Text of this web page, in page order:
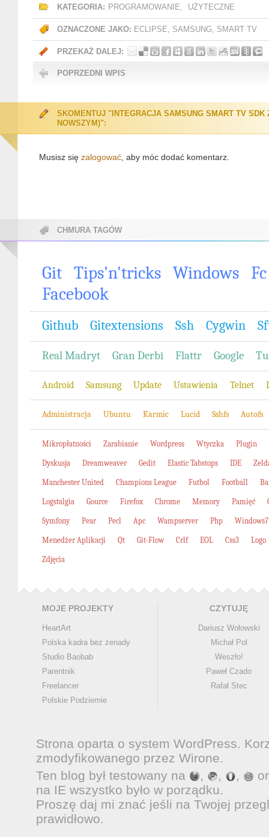
KATEGORIA: PROGRAMOWANIE, UŻYTECZNE
OZNACZONE JAKO: ECLIPSE, SAMSUNG, SMART TV
PRZEKAŻ DALEJ:
POPRZEDNI WPIS
SKOMENTUJ "INTEGRACJA SAMSUNG SMART TV SDK
NOWSZYM)":
Musisz się zalogować , aby móc dodać komentarz.
CHMURA TAGÓW
Git Tips'n'tricks Windows
Facebook
Github Gitextensions Ssh Cygwin
Real Madryt Gran Derbi Flattr Google
Android Samsung Update Ustawienia Telnet
Administracja Ubuntu Karmic Lucid Sshfs Autofs
Mikropłatności Zarabianie Wordpress Wtyczka Plugin
Dyskusja Dreamweaver Gedit Elastic Tabstops IDE
Manchester United Champions League Futbol Football
Logstalgia Gource Firefox Chrome Memory Pamięć
Symfony Pear Pecl Apc Wampserver Php Windows7
Menedżer Aplikacji Qt Git-Flow Crlf EOL Css3 Logo
Zdjęcia
MOJE PROJEKTY
HeartArt
Polska kadra bez żenady
Studio Baobab
Parentnik
Freelancer
Polskie Podziemie
CZYTUJĘ
Dariusz Wołowski
Michał Pol
Weszło!
Paweł Czado
Rafał Stec
Strona oparta o system WordPress.
zmodyfikowanego przez Wirone.
Ten blog był testowany na
, , ,
na IE wszystko było w porządku.
Proszę daj mi znać jeśli na Twojej
prawidłowo.